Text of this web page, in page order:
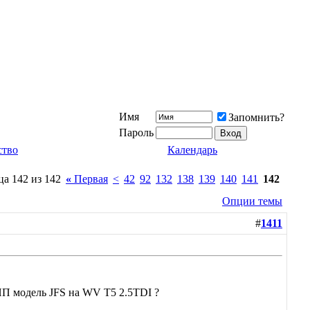
Имя
Запомнить?
Пароль
Календарь
142 из 142 « Первая < 42 92 132 138 139 140 141
142
Опции темы
#1411
модель JFS на WV T5 2.5TDI ?